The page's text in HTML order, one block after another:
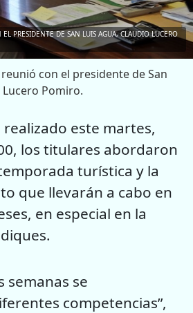
PRESIDENTE DE SAN LUIS AGUA, CLAUDIO LUCERO
con el presidente de San
Lucero Pomiro.
este martes,
los titulares abordaron
turística y la
que llevarán a cabo en
en especial en la
semanas se
competencias”,